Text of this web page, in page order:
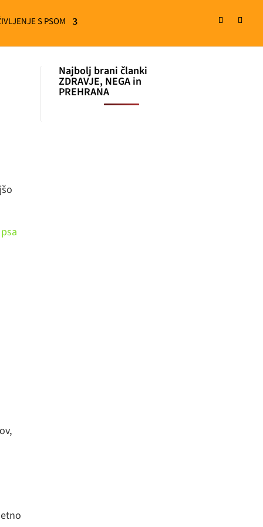
S PSOM
Najbolj brani članki
ZDRAVJE, NEGA in
PREHRANA